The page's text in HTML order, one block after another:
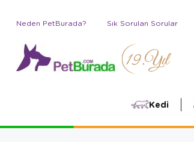
Neden PetBurada? Sık Sorulan Sorular
Kedi